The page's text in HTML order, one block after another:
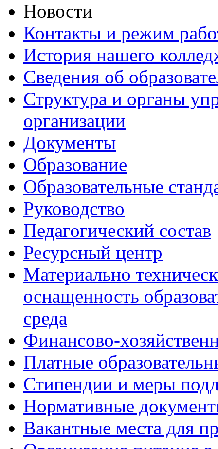
Новости
Контакты и режим
История нашего
Сведения об
Структура и органы
организации
Документы
Образование
Образовательные
Руководство
Педагогический состав
Ресурсный центр
Материально
оснащенность
среда
Финансово-
Платные
Стипендии и меры
Нормативные
Вакантные места для